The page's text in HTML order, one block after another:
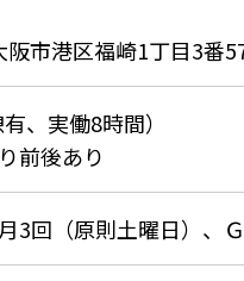
阪市港区福崎1丁目3番
、実働8時間）
前後あり
3回（原則土曜日）、